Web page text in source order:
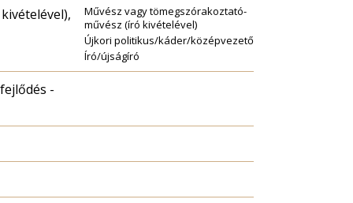
Művész vagy tömegszórakoztató-
művész (író kivételével)
Újkori politikus/káder/középvezető
Író/újságíró
-